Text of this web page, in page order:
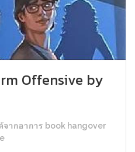
Offensive by
จากอาการ book hangover